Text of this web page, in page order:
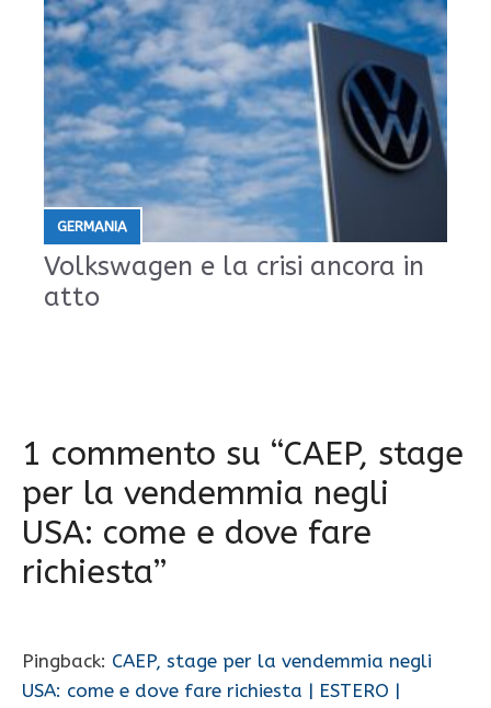
GERMANIA
Volkswagen e la crisi ancora in
atto
1 commento su “CAEP, stage
per la vendemmia negli
USA: come e dove fare
richiesta”
Pingback: CAEP, stage per la vendemmia negli
USA: come e dove fare richiesta | ESTERO |